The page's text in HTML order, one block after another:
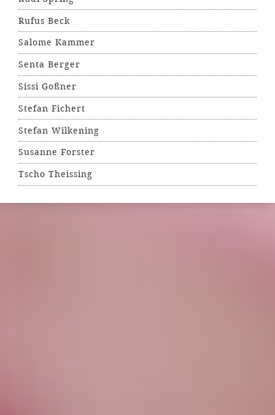
Rufus Beck
Salome Kammer
Senta Berger
Sissi Goßner
Stefan Fichert
Stefan Wilkening
Susanne Forster
Tscho Theissing